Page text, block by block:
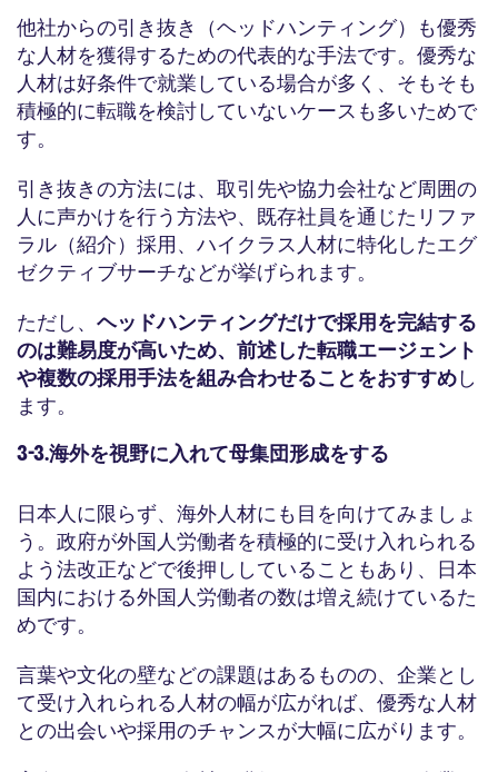
他社からの引き抜き（ヘッドハンティング）も優秀
な人材を獲得するための代表的な手法です。優秀な
人材は好条件で就業している場合が多く、そもそも
積極的に転職を検討していないケースも多いためで
す。
引き抜きの方法には、取引先や協力会社など周囲の
人に声かけを行う方法や、既存社員を通じたリファ
ラル（紹介）採用、ハイクラス人材に特化したエグ
ゼクティブサーチなどが挙げられます。
ただし、 ヘッドハンティングだけで採用を完結する
のは難易度が高いため、前述した転職エージェント
や複数の採用手法を組み合わせることをおすすめし
ます。
3-3.海外を視野に入れて母集団形成をする
日本人に限らず、海外人材にも目を向けてみましょ
う。政府が外国人労働者を積極的に受け入れられる
よう法改正などで後押ししていることもあり、日本
国内における外国人労働者の数は増え続けているた
めです。
言葉や文化の壁などの課題はあるものの、企業とし
て受け入れられる人材の幅が広がれば、優秀な人材
との出会いや採用のチャンスが大幅に広がります。